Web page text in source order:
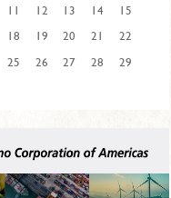
11 12 13 14
15
18 19 20 21
22
25 26 27 28
29